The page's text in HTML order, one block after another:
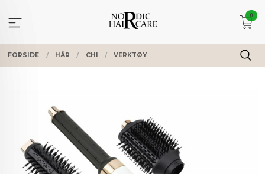
innholdet
0
FORSIDE HÅR CHI VERKTØY